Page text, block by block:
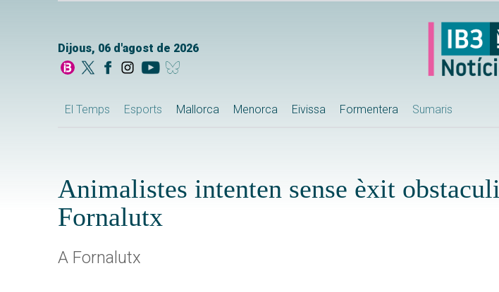
Dijous, 06 d'agost de 2026
El Temps Esports Mallorca Menorca Eivissa Formentera Sumaris
Animalistes intenten sense èxit
Fornalutx
A Fornalutx